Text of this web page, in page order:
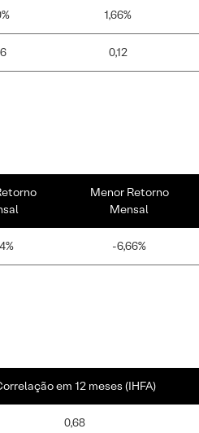
1,66%
0,12
Menor Retorno
Mensal
-6,66%
em 12 meses (IHFA)
0,68